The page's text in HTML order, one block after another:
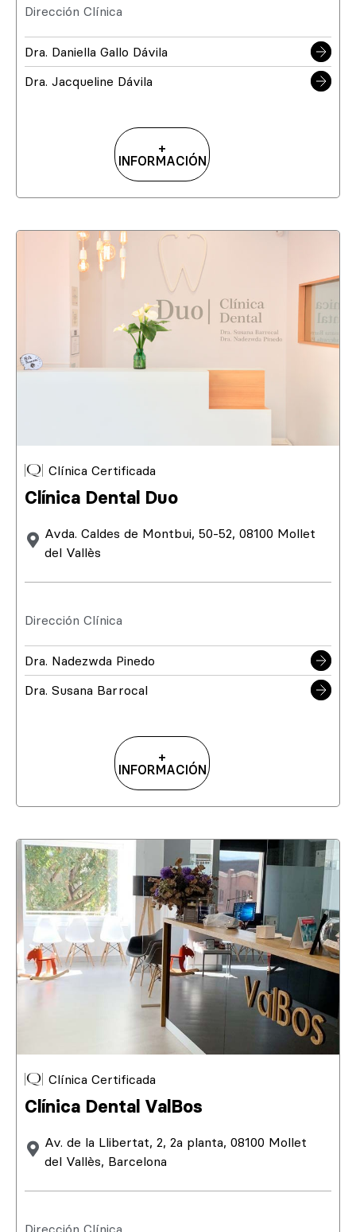
Dirección Clínica
Dra. Daniella Gallo Dávila
Dra. Jacqueline Dávila
+
INFORMACIÓN
Clínica Certificada
Clínica Dental Duo
Avda. Caldes de Montbui, 50-52, 08100 Mollet
del Vallès
Dirección Clínica
Dra. Nadezwda Pinedo
Dra. Susana Barrocal
+
INFORMACIÓN
Clínica Certificada
Clínica Dental ValBos
Av. de la Llibertat, 2, 2a planta, 08100 Mollet
del Vallès, Barcelona
Dirección Clínica